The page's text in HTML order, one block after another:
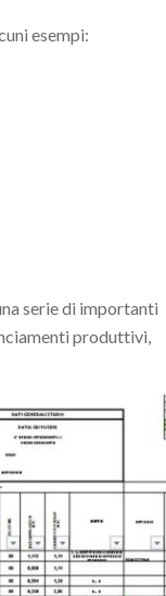
esempi:
serie di importanti
produttivi,